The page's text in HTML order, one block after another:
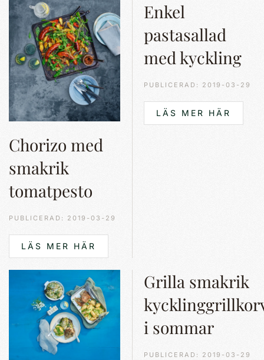
Chorizo med
smakrik
tomatpesto
PUBLICERAD: 2019-03-29
LÄS MER HÄR
Enkel
pastasallad
med kyckling
PUBLICERAD: 2019-03-29
LÄS MER HÄR
Grilla smakrik
i sommar
PUBLICERAD: 2019-03-29